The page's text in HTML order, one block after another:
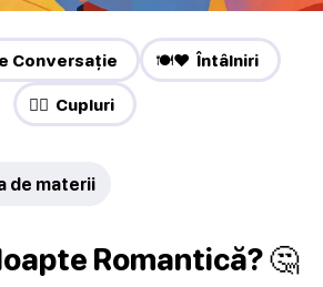
Conversație 🍽️❤️ Întâlniri
❤️‍🔥 Cupluri
de materii
Romantică? 🤔